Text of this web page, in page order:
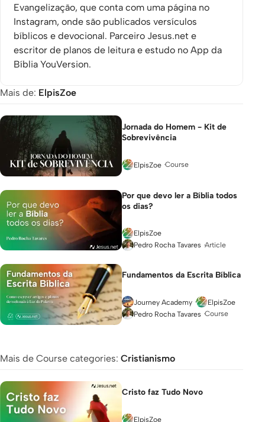
Evangelização, que conta com uma página no
Instagram, onde são publicados versículos
bíblicos e devocional. Parceiro Jesus.net e
escritor de planos de leitura e estudo no App da
Bíblia YouVersion.
Mais de: ElpisZoe
Jornada do Homem - Kit de
Sobrevivência
ElpisZoe Course
Por que devo ler a Bíblia todos
os dias?
ElpisZoe
Pedro Rocha Tavares Article
Fundamentos da Escrita Bíblica
Journey Academy
ElpisZoe
Pedro Rocha Tavares Course
Mais de Course categories: Cristianismo
Cristo faz Tudo Novo
ElpisZoe